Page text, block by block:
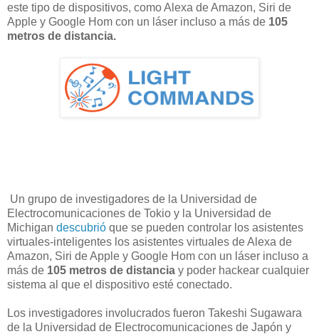
este tipo de dispositivos, como Alexa de Amazon, Siri de
Apple y Google Hom con un láser incluso a más de 105
metros de distancia.
Un grupo de investigadores de la Universidad de
Electrocomunicaciones de Tokio y la Universidad de
Michigan descubrió que se pueden controlar los asistentes
virtuales-inteligentes los asistentes virtuales de Alexa de
Amazon, Siri de Apple y Google Hom con un láser incluso a
más de 105 metros de distancia y poder hackear cualquier
sistema al que el dispositivo esté conectado.
Los investigadores involucrados fueron Takeshi Sugawara
de la Universidad de Electrocomunicaciones de Japón y